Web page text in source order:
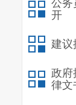
公务
开
建议
政府
律文